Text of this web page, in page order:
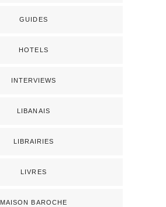
GUIDES
HOTELS
INTERVIEWS
LIBANAIS
LIBRAIRIES
LIVRES
MAISON BAROCHE